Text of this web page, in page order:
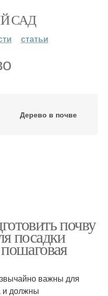
САД
статьи
Дерево в почве
почву
посадки
важны для
и должны